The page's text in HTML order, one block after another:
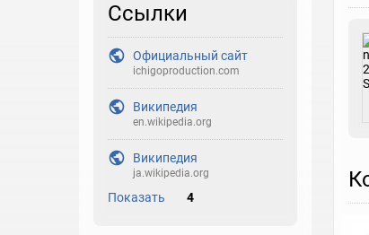
Ссылки
Официальный сайт
ichigoproduction.com
Википедия
en.wikipedia.org
Википедия
ja.wikipedia.org
Показать 4